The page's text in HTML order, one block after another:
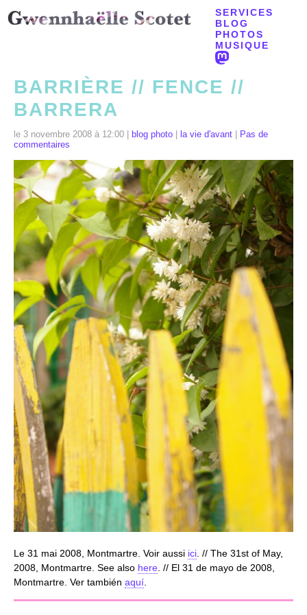
SERVICES
BLOG
PHOTOS
MUSIQUE
BARRIÈRE // FENCE //
BARRERA
le 3 novembre 2008 à 12:00 | blog photo la vie d'avant
Pas de
commentaires
Le 31 mai 2008, Montmartre. Voir aussi ici . // The 31st of May,
2008, Montmartre. See also here . // El 31 de mayo de 2008,
Montmartre. Ver también aquí